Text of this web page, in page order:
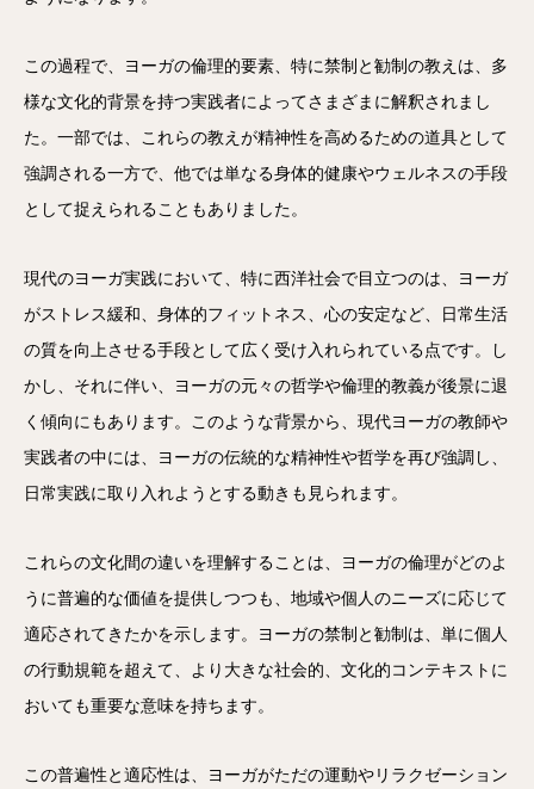
この過程で、ヨーガの倫理的要素、特に禁制と勧制の教えは、多
様な文化的背景を持つ実践者によってさまざまに解釈されまし
た。一部では、これらの教えが精神性を高めるための道具として
強調される一方で、他では単なる身体的健康やウェルネスの手段
として捉えられることもありました。
現代のヨーガ実践において、特に西洋社会で目立つのは、ヨーガ
がストレス緩和、身体的フィットネス、心の安定など、日常生活
の質を向上させる手段として広く受け入れられている点です。し
かし、それに伴い、ヨーガの元々の哲学や倫理的教義が後景に退
く傾向にもあります。このような背景から、現代ヨーガの教師や
実践者の中には、ヨーガの伝統的な精神性や哲学を再び強調し、
日常実践に取り入れようとする動きも見られます。
これらの文化間の違いを理解することは、ヨーガの倫理がどのよ
うに普遍的な価値を提供しつつも、地域や個人のニーズに応じて
適応されてきたかを示します。ヨーガの禁制と勧制は、単に個人
の行動規範を超えて、より大きな社会的、文化的コンテキストに
おいても重要な意味を持ちます。
この普遍性と適応性は、ヨーガがただの運動やリラクゼーション